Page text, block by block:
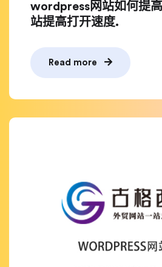
wordpress网站如何提
站提高打开速度.
Read more